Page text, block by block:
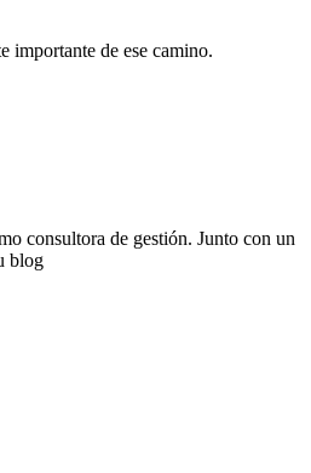
importante de ese camino.
consultora de gestión. Junto con un
blog